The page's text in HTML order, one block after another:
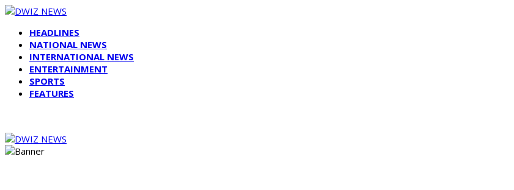
HEADLINES
NATIONAL NEWS
INTERNATIONAL NEWS
ENTERTAINMENT
SPORTS
FEATURES